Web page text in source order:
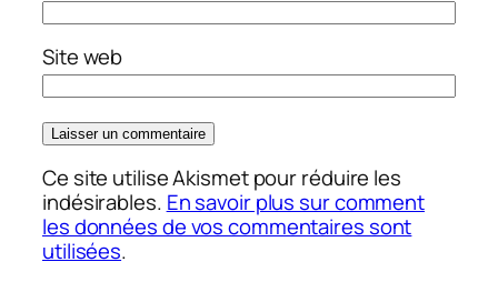
Site web
Ce site utilise Akismet pour réduire les
indésirables. En savoir plus sur comment
les données de vos commentaires sont
utilisées.